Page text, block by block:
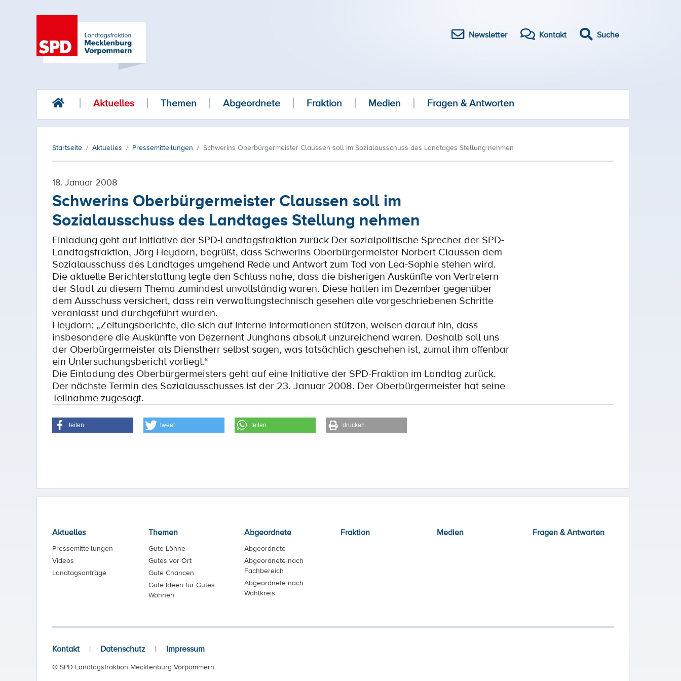
Newsletter Kontakt Suche
Aktuelles Themen Abgeordnete Fraktion Medien Fragen & Antworten
Startseite Aktuelles Pressemitteilungen Schwerins Oberbürgermeister Claussen soll im Sozialausschuss des Landtages Stellung nehmen
18. Januar 2008
Schwerins Oberbürgermeister Claussen soll im
Sozialausschuss des Landtages Stellung nehmen
Einladung geht auf Initiative der SPD-Landtagsfraktion zurück Der sozialpolitische Sprecher der SPD-
Landtagsfraktion, Jörg Heydorn, begrüßt, dass Schwerins Oberbürgermeister Norbert Claussen dem
Sozialausschuss des Landtages umgehend Rede und Antwort zum Tod von Lea-Sophie stehen wird.
Die aktuelle Berichterstattung legte den Schluss nahe, dass die bisherigen Auskünfte von Vertretern
der Stadt zu diesem Thema zumindest unvollständig waren. Diese hatten im Dezember gegenüber
dem Ausschuss versichert, dass rein verwaltungstechnisch gesehen alle vorgeschriebenen Schritte
veranlasst und durchgeführt wurden.
Heydorn: „Zeitungsberichte, die sich auf interne Informationen stützen, weisen darauf hin, dass
insbesondere die Auskünfte von Dezernent Junghans absolut unzureichend waren. Deshalb soll uns
der Oberbürgermeister als Dienstherr selbst sagen, was tatsächlich geschehen ist, zumal ihm offenbar
ein Untersuchungsbericht vorliegt.“
Die Einladung des Oberbürgermeisters geht auf eine Initiative der SPD-Fraktion im Landtag zurück.
Der nächste Termin des Sozialausschusses ist der 23. Januar 2008. Der Oberbürgermeister hat seine
Teilnahme zugesagt.
teilen tweet teilen drucken
Aktuelles
Pressemitteilungen
Videos
Landtagsanträge
Themen
Gute Löhne
Gutes vor Ort
Gute Chancen
Gute Ideen für Gutes
Wohnen
Abgeordnete
Abgeordnete
Abgeordnete nach
Fachbereich
Abgeordnete nach
Wahlkreis
Fraktion Medien Fragen & Antworten
Kontakt | Datenschutz | Impressum
© SPD Landtagsfraktion Mecklenburg Vorpommern